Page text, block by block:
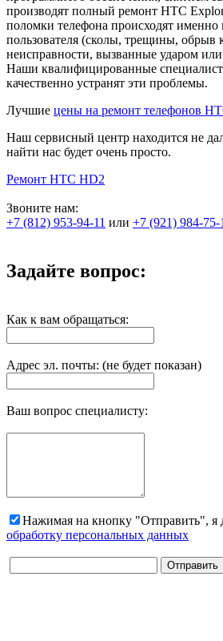
производят полный ремонт HTC
поломки телефона происходят именно
пользователя (сколы, трещины, обрыв
неисправности, вызванные ударом
Наши квалифицированные
качественно устранят эти проблемы.
Лучшие цены на ремонт телефонов
Наш сервисный центр находится не
найти нас будет очень просто.
Ремонт HTC НD2
Звоните нам:
+7 (812) 953-94-11 или +7 (921) 984-75-
Задайте вопрос:
Как к вам обращаться:
Адрес эл. почты: (не будет показан)
Ваш вопрос специалисту:
Нажимая на кнопку "Отправить", я
обработку персональных данных